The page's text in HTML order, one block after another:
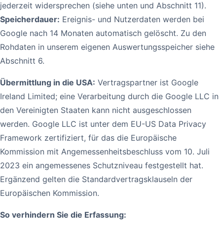
jederzeit widersprechen (siehe unten und Abschnitt 11).
Speicherdauer: Ereignis- und Nutzerdaten werden bei
Google nach 14 Monaten automatisch gelöscht. Zu den
Rohdaten in unserem eigenen Auswertungsspeicher siehe
Abschnitt 6.
Übermittlung in die USA: Vertragspartner ist Google
Ireland Limited; eine Verarbeitung durch die Google LLC in
den Vereinigten Staaten kann nicht ausgeschlossen
werden. Google LLC ist unter dem EU-US Data Privacy
Framework zertifiziert, für das die Europäische
Kommission mit Angemessenheitsbeschluss vom 10. Juli
2023 ein angemessenes Schutzniveau festgestellt hat.
Ergänzend gelten die Standardvertragsklauseln der
Europäischen Kommission.
So verhindern Sie die Erfassung: